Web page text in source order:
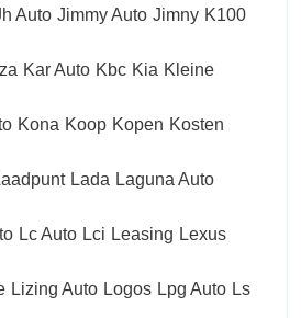
Auto Jimmy Auto Jimny K100
Kar Auto Kbc Kia Kleine
Kona Koop Kopen Kosten
Lada Laguna Auto
Lc Auto Lci Leasing Lexus
Lizing Auto Logos Lpg Auto Ls